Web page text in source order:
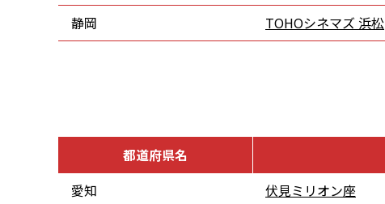
静岡
TOHOシネマズ 浜松
都道府県名
愛知
伏見ミリオン座